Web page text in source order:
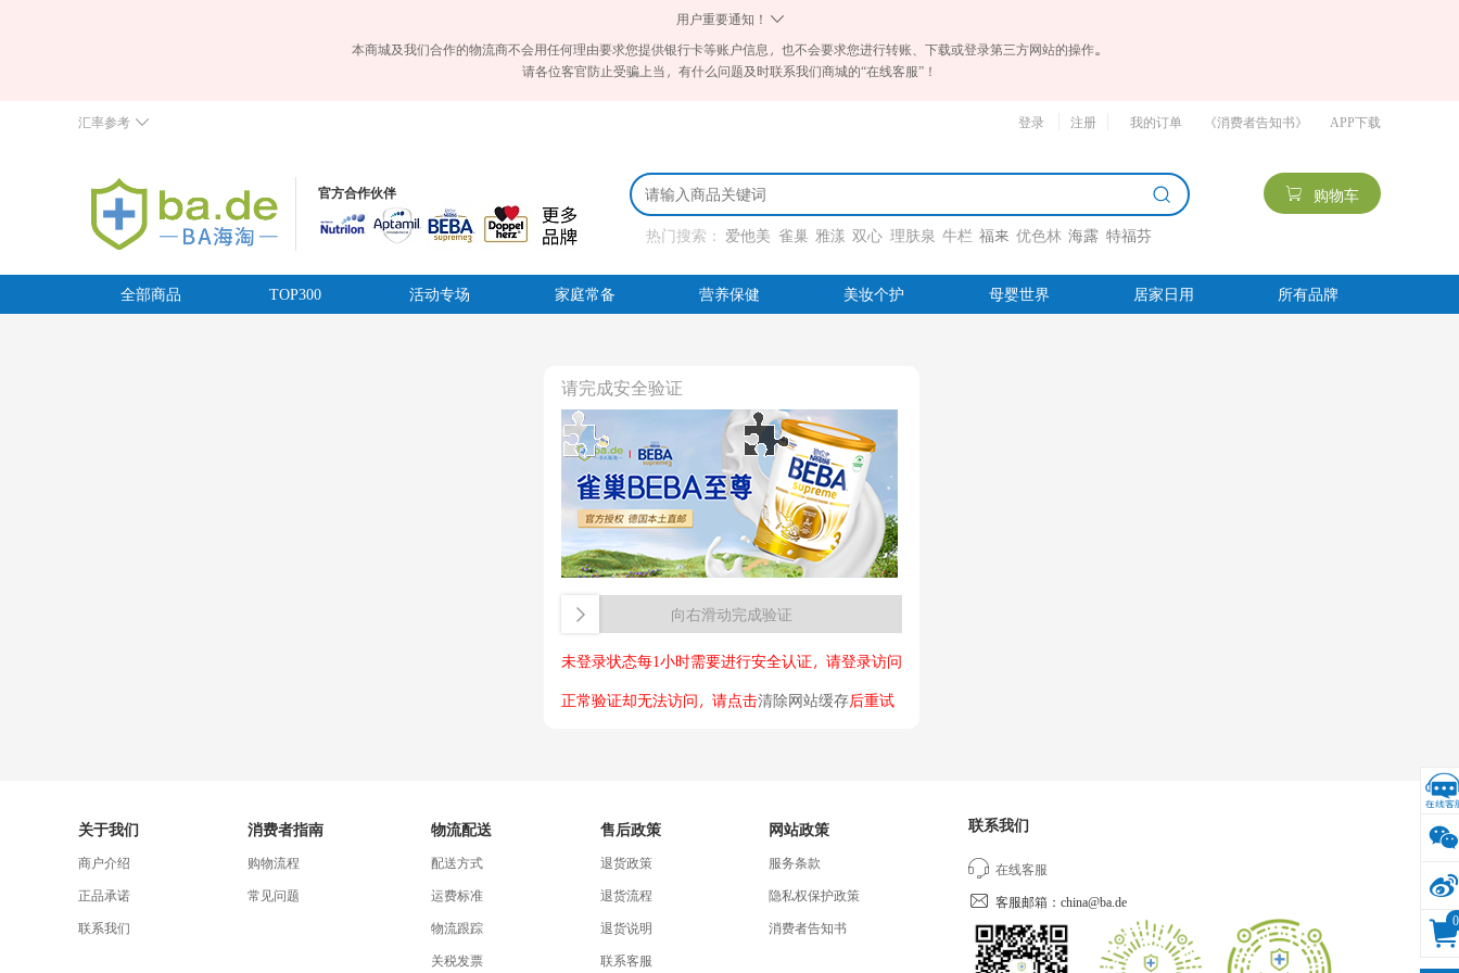
用户重要通知！
本商城及我们合作的物流商不会用任何理由要求您提供银行卡等账户信息，也不会要求您进行转账、下载或登录第三方网站的操作。
请各位客官防止受骗上当，有什么问题及时联系我们商城的“在线客服”！
汇率参考 登录 注册 我的订单 《消费者告知书》 APP下载
官方合作伙伴
热门搜索： 爱他美 雀巢 雅漾 双心 理肤泉 牛栏 福来 优色林 海露 特福芬
购物车
全部商品 TOP300 活动专场 家庭常备 营养保健 美妆个护 母婴世界 居家日用 所有品牌
请完成安全验证
向右滑动完成验证
未登录状态每1小时需要进行安全认证，请登录访问
正常验证却无法访问，请点击清除网站缓存后重试
关于我们
商户介绍
正品承诺
联系我们
消费者指南
购物流程
常见问题
物流配送
配送方式
运费标准
物流跟踪
关税发票
售后政策
退货政策
退货流程
退货说明
联系客服
网站政策
服务条款
隐私权保护政策
消费者告知书
联系我们
在线客服
客服邮箱：china@ba.de
0